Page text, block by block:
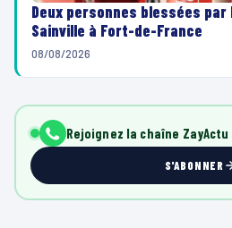
Deux personnes blessées
Sainville à Fort-de-France
08/08/2026
Rejoignez la chaîne ZayActu
S'ABONNER